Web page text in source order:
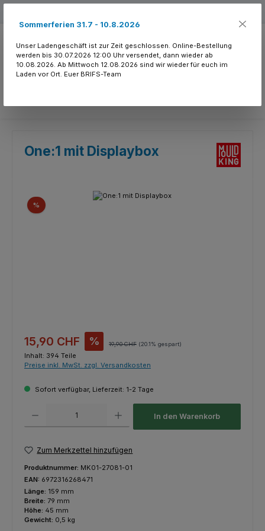
One:1 mit Displaybox
Bildergalerie überspringen
% Rabatt
Verkaufspreis:
15,90 CHF % Regulärer Preis:
19,90 CHF (20.1% gespart)
Inhalt: 394 Teile
Preise inkl. MwSt. zzgl. Versandkosten
Sofort verfügbar, Lieferzeit: 1-2 Tage
In den Warenkorb
Zum Merkzettel hinzufügen
Produktnummer: MK01-27081-01
EAN: 6972316268471
Länge: 159 mm
Breite: 79 mm
Höhe: 45 mm
Gewicht: 0,5 kg
Sommerferien 31.7 - 10.8.2026
Unser Ladengeschäft ist zur Zeit geschlossen. Online-Bestellung
werden bis 30.07.2026 12:00 Uhr versendet, dann wieder ab
10.08.2026. Ab Mittwoch 12.08.2026 sind wir wieder für euch im
Laden vor Ort. Euer BRIFS-Team